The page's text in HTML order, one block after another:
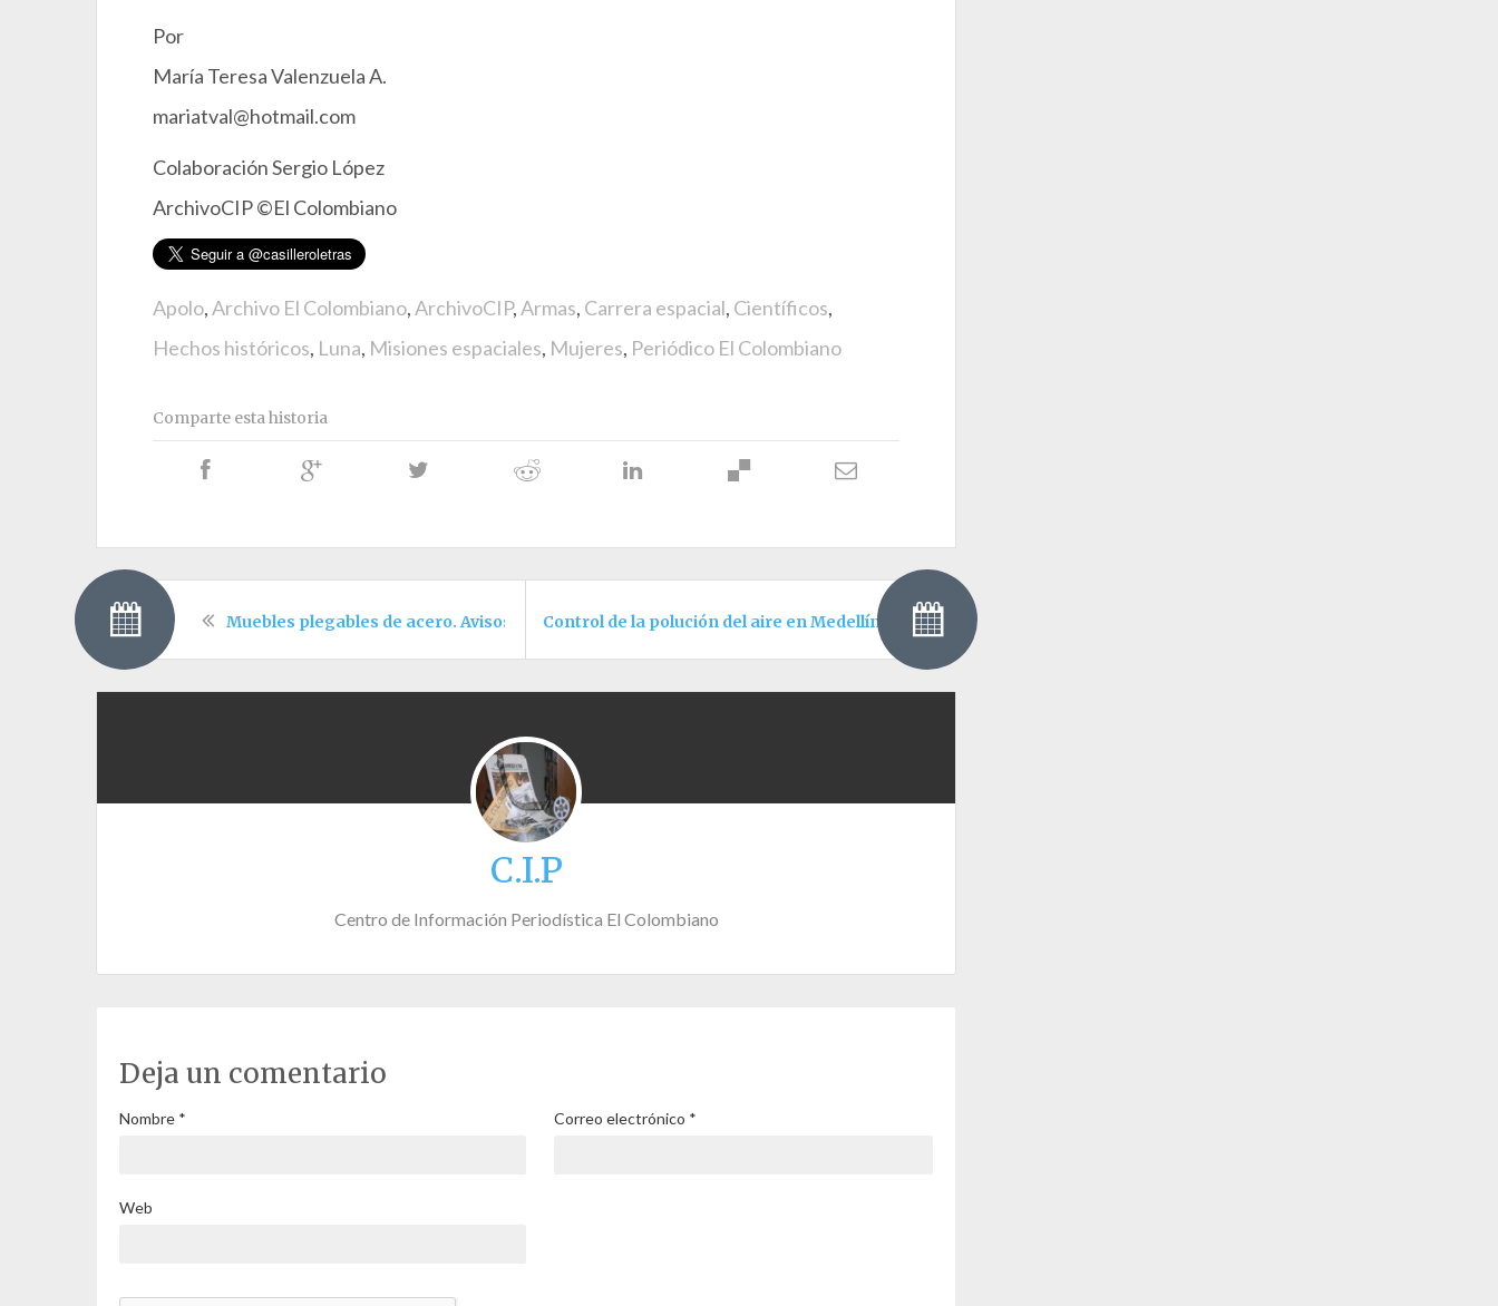
Por
María Teresa Valenzuela A.
mariatval@hotmail.com
Colaboración Sergio López
ArchivoCIP ©El Colombiano
Apolo,Archivo El Colombiano,ArchivoCIP,Armas, Carrera espacial, Científicos,
Hechos históricos, Luna, Misiones espaciales, Mujeres, Periódico El Colombiano
Comparte esta historia
Muebles plegables de acero. Avisos Control de la polución del aire en Medellín
C.I.P
Centro de Información Periodística El Colombiano
Deja un comentario
Nombre * Correo electrónico *
Web